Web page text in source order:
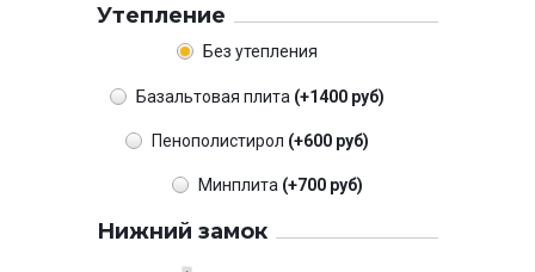
Утепление
Без утепления
Базальтовая плита (+1400 руб)
Пенополистирол (+600 руб)
Минплита (+700 руб)
Нижний замок